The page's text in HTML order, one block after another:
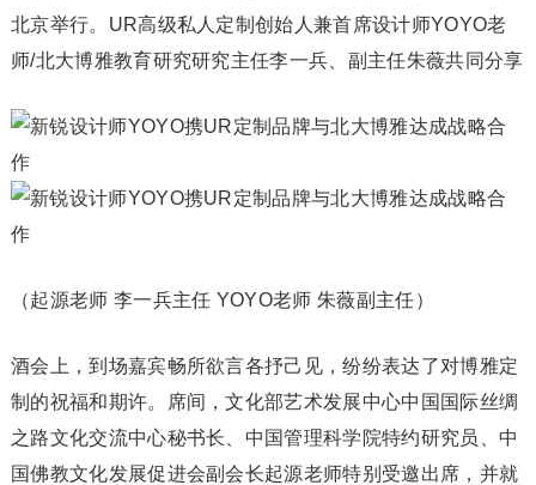
北京举行。UR高级私人定制创始人兼首席设计师YOYO老
师/北大博雅教育研究研究主任李一兵、副主任朱薇共同分享
（起源老师 李一兵主任 YOYO老师 朱薇副主任）
酒会上，到场嘉宾畅所欲言各抒己见，纷纷表达了对博雅定
制的祝福和期许。席间，文化部艺术发展中心中国国际丝绸
之路文化交流中心秘书长、中国管理科学院特约研究员、中
国佛教文化发展促进会副会长起源老师特别受邀出席，并就